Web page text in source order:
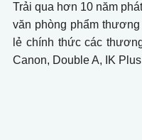
Trải qua hơn 10 năm
văn phòng phẩm
lẻ chính thức các
Canon, Double A, IK